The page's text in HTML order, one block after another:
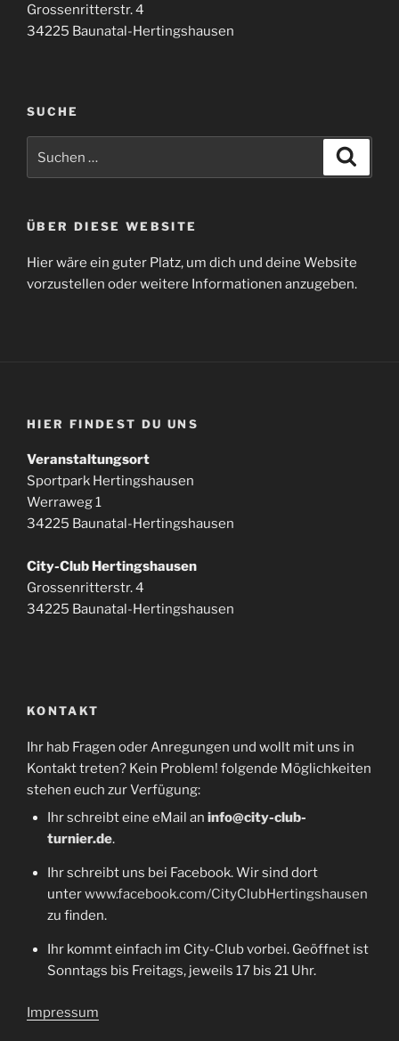
Grossenritterstr. 4
34225 Baunatal-Hertingshausen
SUCHE
nach:
ÜBER DIESE WEBSITE
Hier wäre ein guter Platz, um dich und deine Website
vorzustellen oder weitere Informationen anzugeben.
HIER FINDEST DU UNS
Veranstaltungsort
Sportpark Hertingshausen
Werraweg 1
34225 Baunatal-Hertingshausen
City-Club Hertingshausen
Grossenritterstr. 4
34225 Baunatal-Hertingshausen
KONTAKT
Ihr hab Fragen oder Anregungen und wollt mit uns in
Kontakt treten? Kein Problem! folgende Möglichkeiten
stehen euch zur Verfügung:
Ihr schreibt eine eMail an info@city-club-
turnier.de.
Ihr schreibt uns bei Facebook. Wir sind dort
unterwww.facebook.com/CityClubHertingshausen
zu finden.
Ihr kommt einfach im City-Club vorbei. Geöffnet ist
Sonntags bis Freitags, jeweils 17 bis 21 Uhr.
Impressum